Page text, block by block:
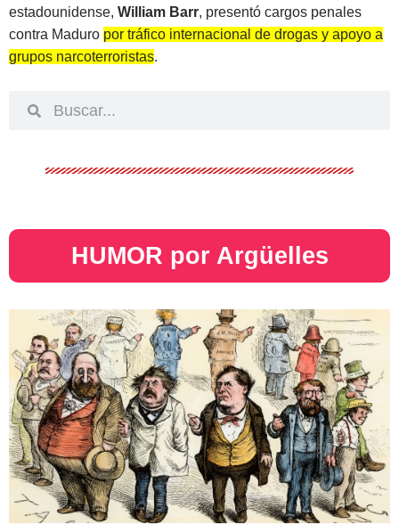
estadounidense, William Barr, presentó cargos penales
contra Maduro por tráfico internacional de drogas y apoyo a
grupos narcoterroristas.
HUMOR por Argüelles​